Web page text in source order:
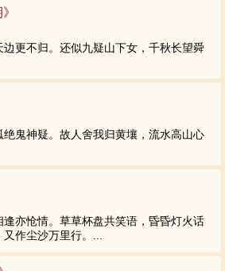
更不归。还似九疑山下女，千秋长望舜
鬼神疑。故人舍我归黄壤，流水高山心
亦怆情。草草杯盘共笑语，昏昏灯火话
作尘沙万里行。...